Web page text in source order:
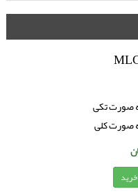
صورت تکی
صورت کلی
خرید